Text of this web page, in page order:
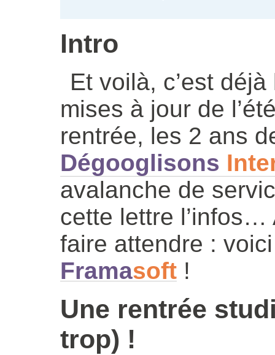
Intro
Et voilà, c’est
mises à jour de
rentrée, les 2 ans
Dégooglisons
avalanche de
cette lettre
faire attendre :
Framasoft !
Une rentrée
trop) !